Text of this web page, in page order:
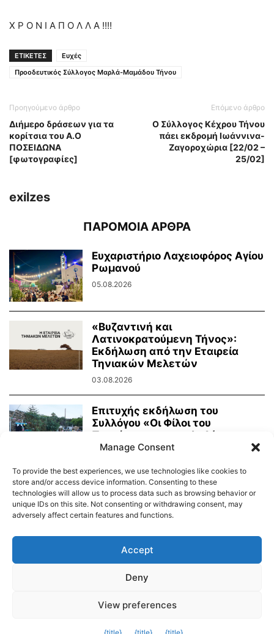
Χ Ρ Ο Ν Ι Α Π Ο Λ Λ Α !!!!
ΕΤΙΚΕΤΕΣ
Ευχές
Προοδευτικός Σύλλογος Μαρλά-Μαμάδου Τήνου
Προηγούμενο άρθρο
Διήμερο δράσεων για τα
κορίτσια του Α.Ο
ΠΟΣΕΙΔΩΝΑ
[φωτογραφίες]
Επόμενο άρθρο
Ο Σύλλογος Κέχρου Τήνου
πάει εκδρομή Ιωάννινα-
Ζαγοροχώρια [22/02 –
25/02]
exilzes
ΠΑΡΟΜΟΙΑ ΑΡΘΡΑ
Ευχαριστήριο Λαχειοφόρος Αγίου
Ρωμανού
05.08.2026
«Βυζαντινή και
Λατινοκρατούμενη Τήνος»:
Εκδήλωση από την Εταιρεία
Τηνιακών Μελετών
03.08.2026
Επιτυχής εκδήλωση του
Συλλόγου «Οι Φίλοι του
Πρασίνου» με κουκλοθέατρο
και...
Δημοτικό Λιμενικό Ταμείο Τήνου – Άνδρου
© 2026
Manage Consent
To provide the best experiences, we use technologies like cookies to
store and/or access device information. Consenting to these
technologies will allow us to process data such as browsing behavior or
unique IDs on this site. Not consenting or withdrawing consent, may
adversely affect certain features and functions.
Accept
Deny
View preferences